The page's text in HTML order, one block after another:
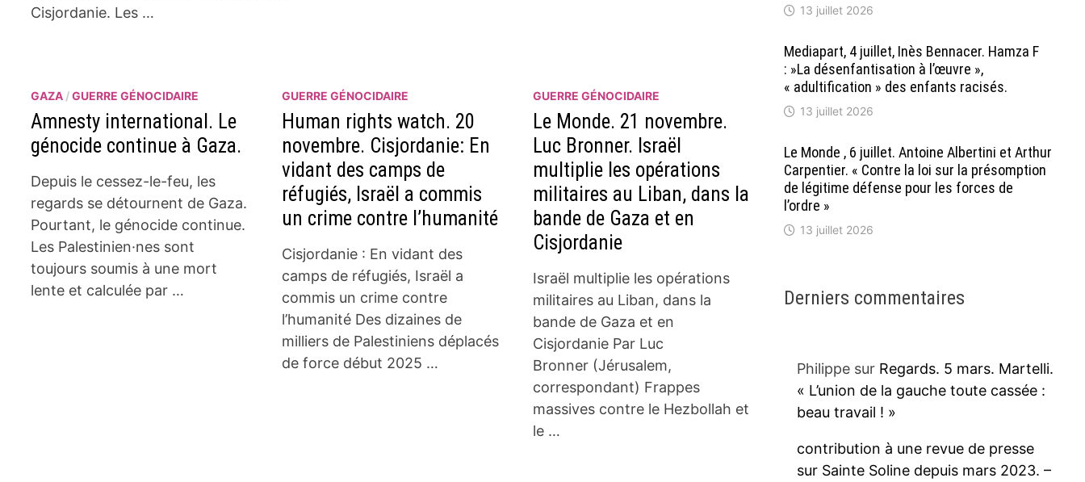
Cisjordanie. Les …
GAZA /GUERRE GÉNOCIDAIRE
Amnesty international. Le
génocide continue à Gaza.
Depuis le cessez-le-feu, les
regards se détournent de Gaza.
Pourtant, le génocide continue.
Les Palestinien·nes sont
toujours soumis à une mort
lente et calculée par …
GUERRE GÉNOCIDAIRE
Human rights watch. 20
novembre. Cisjordanie: En
vidant des camps de
réfugiés, Israël a commis
un crime contre l’humanité
Cisjordanie : En vidant des
camps de réfugiés, Israël a
commis un crime contre
l’humanité Des dizaines de
milliers de Palestiniens déplacés
de force début 2025 …
GUERRE GÉNOCIDAIRE
Le Monde. 21 novembre.
Luc Bronner. Israël
multiplie les opérations
militaires au Liban, dans la
bande de Gaza et en
Cisjordanie
Israël multiplie les opérations
militaires au Liban, dans la
bande de Gaza et en
Cisjordanie Par Luc
Bronner (Jérusalem,
correspondant) Frappes
massives contre le Hezbollah et
le …
13 juillet 2026
Mediapart, 4 juillet, Inès Bennacer. Hamza F
: »La désenfantisation à l’œuvre »,
« adultification » des enfants racisés.
13 juillet 2026
Le Monde , 6 juillet. Antoine Albertini et Arthur
Carpentier. « Contre la loi sur la présomption
de légitime défense pour les forces de
l’ordre »
13 juillet 2026
Derniers commentaires
Philippesur Regards. 5 mars. Martelli.
« L’union de la gauche toute cassée :
beau travail ! »
contribution à une revue de presse
sur Sainte Soline depuis mars 2023. –